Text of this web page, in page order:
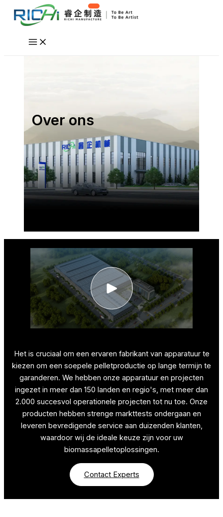
naar
Over ons
Het is cruciaal om een ervaren fabrikant van apparatuur te
kiezen om een soepele pelletproductie op lange termijn te
garanderen. We hebben onze apparatuur en projecten
ingezet in meer dan 150 landen en regio's, met meer dan
2.000 succesvol operationele projecten tot nu toe. Onze
producten hebben strenge markttests ondergaan en
leveren bevredigende service aan duizenden klanten,
waardoor wij de ideale keuze zijn voor uw
biomassapelletoplossingen.
Contact Experts